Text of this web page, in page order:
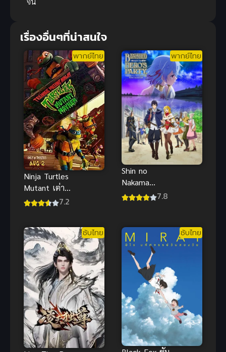
เรื่องอื่นๆที่น่าสนใจ
พากย์ไทย
Ninja Turtles
Mutant เต่า
นินจา
ไทย อนิเมะ
มันส์
7.2
พากย์ไทย
Shin no
Nakama
(2021) ผม7.8
ซับไทย ซับไทย